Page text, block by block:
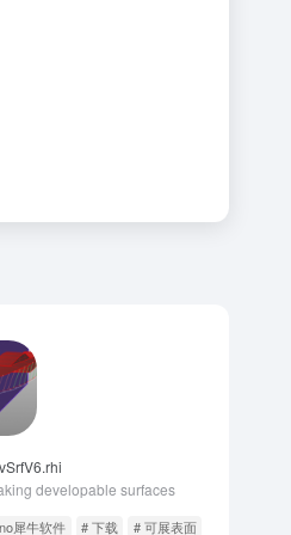
developable surfaces
犀牛软件 # 下载 # 可展表面